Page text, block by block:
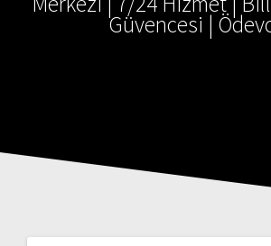
Güvencesi |